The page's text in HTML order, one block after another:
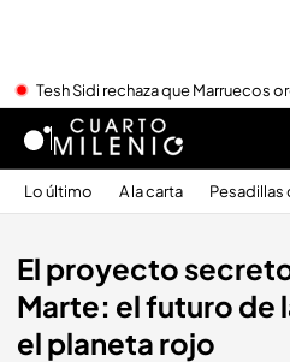
Tesh Sidi rechaza que Marruecos
Lo último A la carta Pesadillas
El proyecto
Marte: el futuro de
el planeta rojo